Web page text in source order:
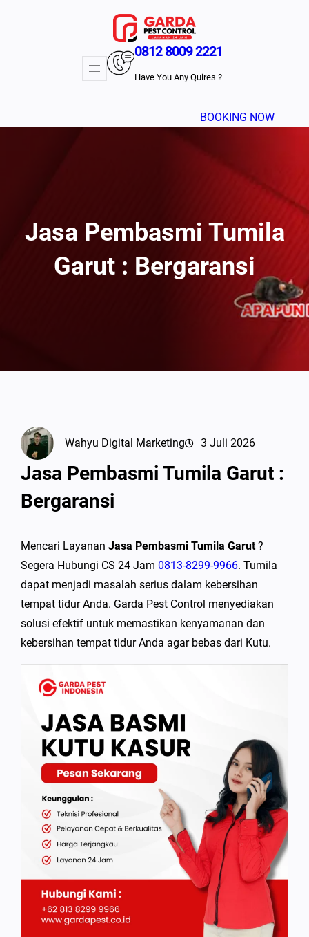
0812 8009 2221
Have You Any Quires ?
BOOKING NOW
Jasa Pembasmi Tumila
Garut : Bergaransi
Wahyu Digital Marketing 3 Juli 2026
Jasa Pembasmi Tumila Garut :
Bergaransi
Mencari Layanan Jasa Pembasmi Tumila Garut?
Segera Hubungi CS 24 Jam 0813-8299-9966. Tumila
dapat menjadi masalah serius dalam kebersihan
tempat tidur Anda. Garda Pest Control menyediakan
solusi efektif untuk memastikan kenyamanan dan
kebersihan tempat tidur Anda agar bebas dari Kutu.